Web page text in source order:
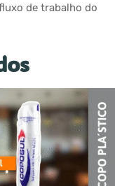
de trabalho do